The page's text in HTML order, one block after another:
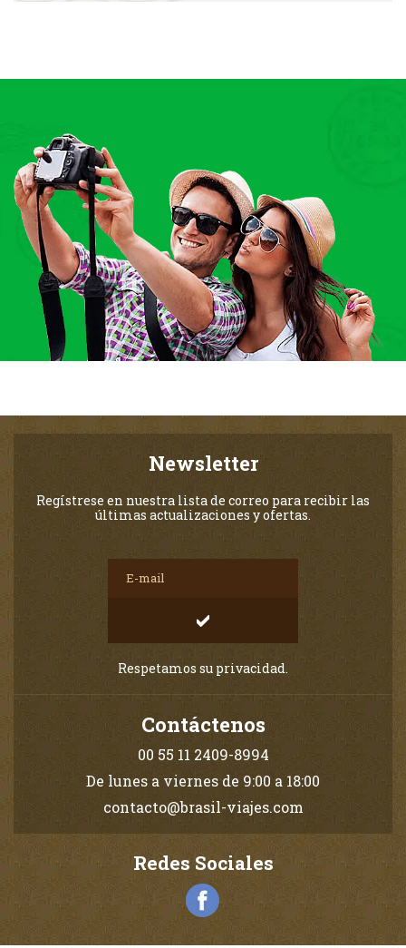
Newsletter
Regístrese en nuestra lista de correo para recibir las
últimas actualizaciones y ofertas.
Respetamos su privacidad.
Contáctenos
00 55 11 2409-8994
De lunes a viernes de 9:00 a 18:00
contacto@brasil-viajes.com
Redes Sociales